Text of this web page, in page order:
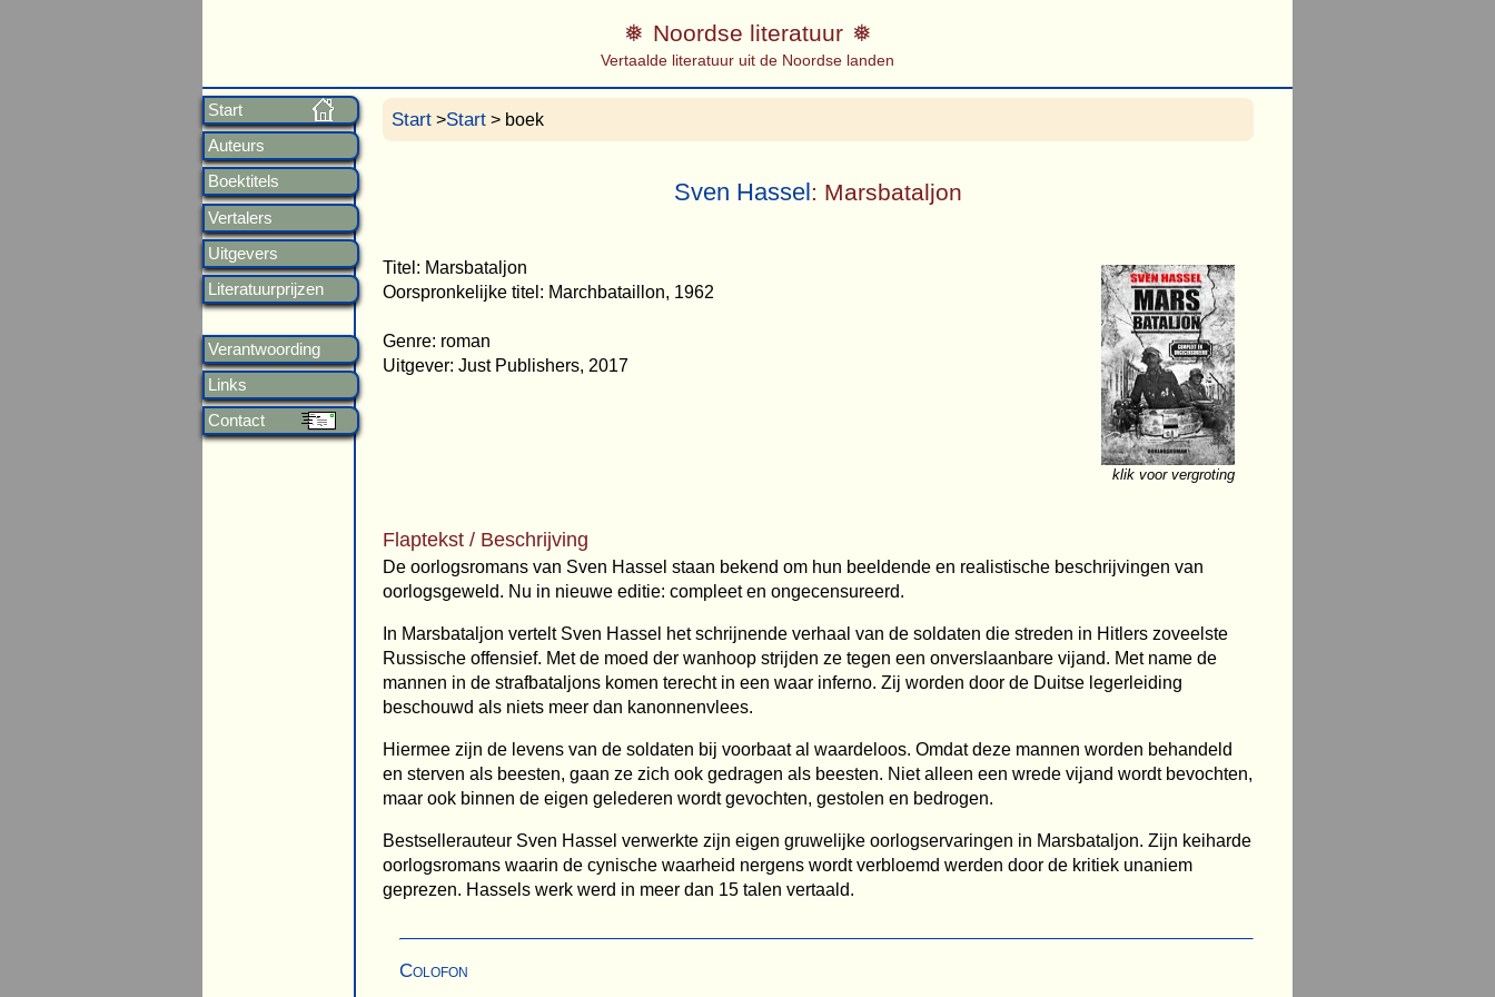
Start
Auteurs
Boektitels
Vertalers
Uitgevers
Literatuurprijzen
Verantwoording
Links
Contact
Noordse literatuur
Vertaalde literatuur uit de Noordse landen
Start >Start > boek
Sven Hassel: Marsbataljon
klik voor vergroting
Titel: Marsbataljon
Oorspronkelijke titel: Marchbataillon, 1962
Genre: roman
Uitgever: Just Publishers, 2017
Flaptekst / Beschrijving
De oorlogsromans van Sven Hassel staan bekend om hun beeldende en realistische beschrijvingen van
oorlogsgeweld. Nu in nieuwe editie: compleet en ongecensureerd.
In Marsbataljon vertelt Sven Hassel het schrijnende verhaal van de soldaten die streden in Hitlers zoveelste
Russische offensief. Met de moed der wanhoop strijden ze tegen een onverslaanbare vijand. Met name de
mannen in de strafbataljons komen terecht in een waar inferno. Zij worden door de Duitse legerleiding
beschouwd als niets meer dan kanonnenvlees.
Hiermee zijn de levens van de soldaten bij voorbaat al waardeloos. Omdat deze mannen worden behandeld
en sterven als beesten, gaan ze zich ook gedragen als beesten. Niet alleen een wrede vijand wordt bevochten,
maar ook binnen de eigen gelederen wordt gevochten, gestolen en bedrogen.
Bestsellerauteur Sven Hassel verwerkte zijn eigen gruwelijke oorlogservaringen in Marsbataljon. Zijn keiharde
oorlogsromans waarin de cynische waarheid nergens wordt verbloemd werden door de kritiek unaniem
geprezen. Hassels werk werd in meer dan 15 talen vertaald.
Colofon